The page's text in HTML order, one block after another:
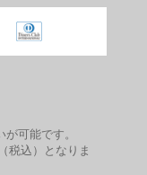
可能です。
税込）となりま